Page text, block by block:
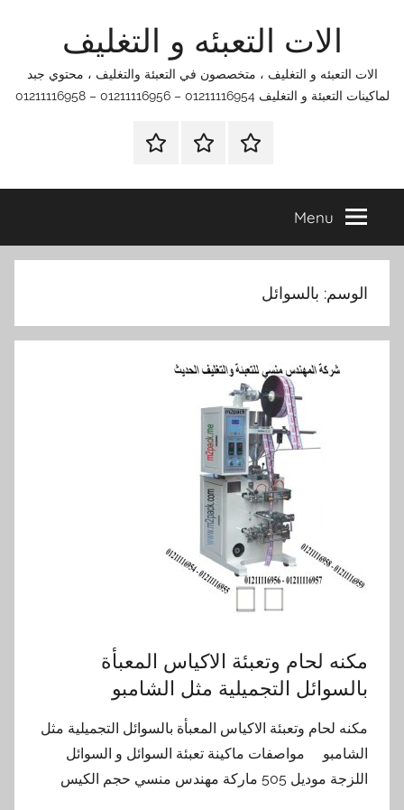
الات التعبئه و التغليف
الات التعبئه و التغليف ، متخصصون في التعبئة والتغليف ، محتوي جبد
لماكينات التعبئة و التغليف 01211116954 – 01211116956 – 01211116958
الرئيسيةاتصل
اتـصـل
في
التي
Menu
الوسم: بالسوائل
مكنه لحام وتعبئة الاكياس المعبأة
بالسوائل التجميلية مثل الشامبو
مكنه لحام وتعبئة الاكياس المعبأة بالسوائل التجميلية مثل
الشامبو مواصفات ماكينة تعبئة السوائل و السوائل
اللزجة موديل 505 ماركة مهندس منسي حجم الكيس